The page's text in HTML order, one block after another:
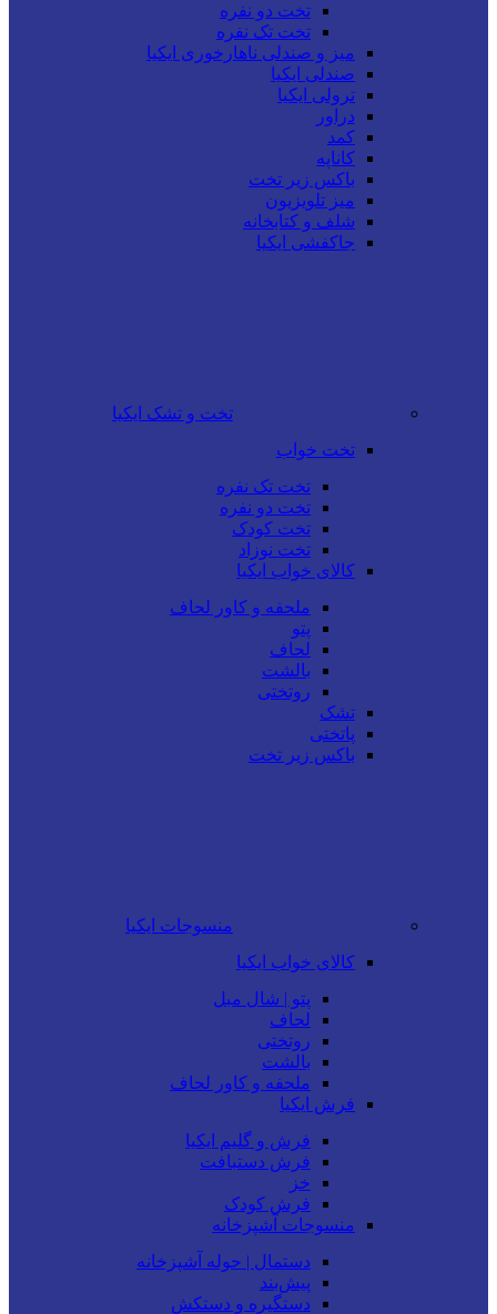
تخت دو نفره
تخت تک نفره
میز و صندلی ناهارخوری ایکیا
صندلی ایکیا
ترولی ایکیا
دراور
کمد
کاناپه
باکس زیر تخت
میز تلویزیون
شلف و کتابخانه
جاکفشی ایکیا
تخت و تشک ایکیا
تخت خواب
تخت تک نفره
تخت دو نفره
تخت کودک
تخت نوزاد
کالای خواب ایکیا
ملحفه و کاور لحاف
پتو
لحاف
بالشت
روتختی
تشک
پاتختی
باکس زیر تخت
منسوجات ایکیا
کالای خواب ایکیا
پتو | شال مبل
لحاف
روتختی
بالشت
ملحفه و کاور لحاف
فرش ایکیا
فرش و گلیم ایکیا
فرش دستبافت
خز
فرش کودک
منسوجات آشپزخانه
دستمال | حوله آشپزخانه
پیش‌بند
دستگیره و دستکش